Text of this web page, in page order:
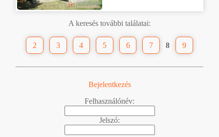
A keresés további találatai:
2 3 4 5 6 7 8 9
Bejelentkezés
Felhasználónév:
Jelszó: